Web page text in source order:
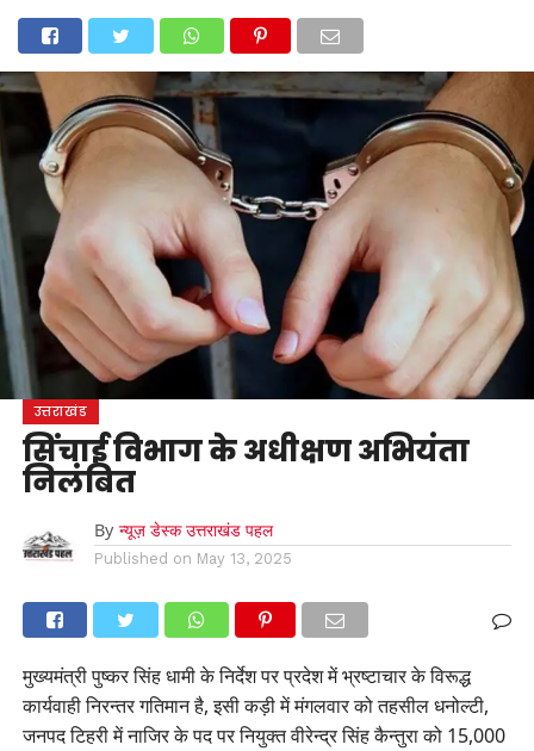
उत्तराखंड अल्मोड़ा उत्तरकाशीउधम सिंह नगरचंपावतचमोलीटिहरी गढ़वाल
देहरादून
नैनीतालपिथौरागढ़पौड़ी गढ़वालबागेश्वररुद्रप्रयागहरिद्वार
मनोरंजन
उत्तराखंड
सिंचाई विभाग के अधीक्षण अभियंता
निलंबित
By न्यूज़ डेस्क उत्तराखंड पहल
Published on May 13, 2025
मुख्यमंत्री पुष्कर सिंह धामी के निर्देश पर प्रदेश में भ्रष्टाचार के विरूद्ध
कार्यवाही निरन्तर गतिमान है, इसी कड़ी में मंगलवार को तहसील धनोल्टी,
जनपद टिहरी में नाजिर के पद पर नियुक्त वीरेन्द्र सिंह कैन्तुरा को 15,000